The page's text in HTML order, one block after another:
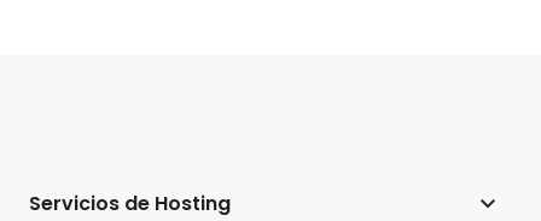
Servicios de Hosting